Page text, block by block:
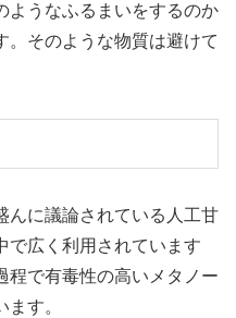
ようなふるまいをするのか
。そのような物質は避けて
んに議論されている人工甘
で広く利用されています
程で有毒性の高いメタノー
す。